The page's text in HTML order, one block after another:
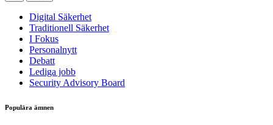
Digital Säkerhet
Traditionell Säkerhet
I Fokus
Personalnytt
Debatt
Lediga jobb
Security Advisory Board
Populära ämnen